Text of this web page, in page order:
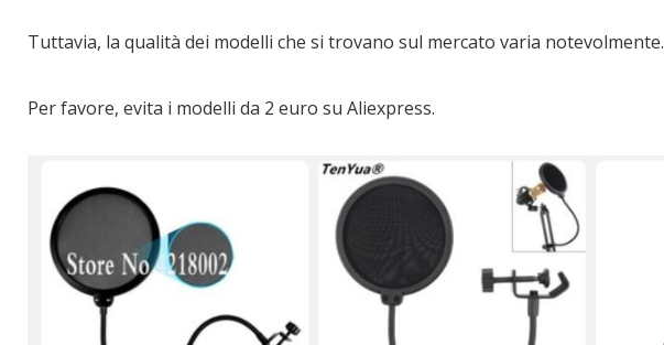
Tuttavia, la qualità dei modelli che si trovano sul mercato varia notevolmente.
Per favore, evita i modelli da 2 euro su Aliexpress.